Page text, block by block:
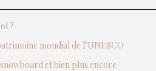
?
mondial de l’UNESCO
et bien plus encore